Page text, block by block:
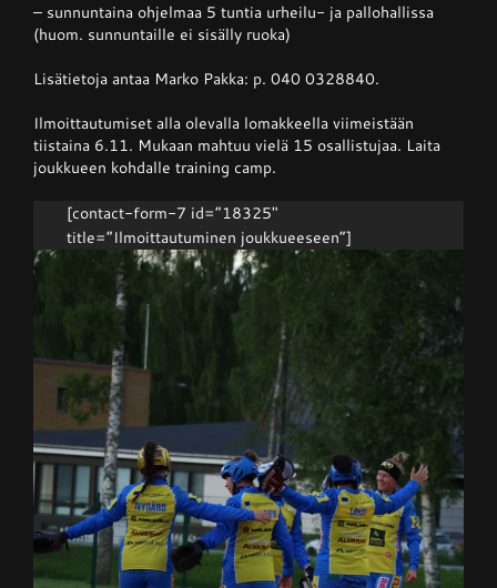
Yhteystiedot
– sunnuntaina ohjelmaa 5 tuntia urheilu- ja pallohallissa
(huom. sunnuntaille ei sisälly ruoka)
Lisätietoja antaa Marko Pakka: p. 040 0328840.
Ilmoittautumiset alla olevalla lomakkeella viimeistään
tiistaina 6.11. Mukaan mahtuu vielä 15 osallistujaa. Laita
joukkueen kohdalle training camp.
[contact-form-7 id=”18325″
title=”Ilmoittautuminen joukkueeseen”]